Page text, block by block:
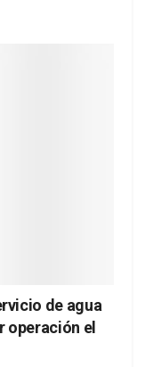
de agua
operación el